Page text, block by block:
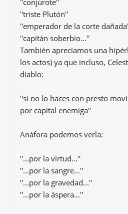
''triste Plutón''
''emperador de la corte
''capitán soberbio...''
También apreciamos una
los actos) ya que incluso,
diablo:
''si no lo haces con presto
por capital enemiga''
Anáfora podemos verla:
''...por la virtud...''
''...por la sangre...''
''...por la gravedad...''
''...por la áspera...''